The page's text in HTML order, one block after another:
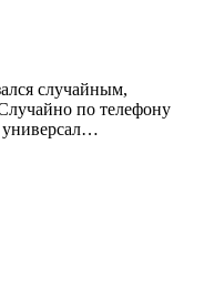
случайным,
по телефону
универсал…